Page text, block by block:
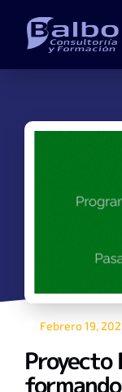
Febrero 19,
Proyecto